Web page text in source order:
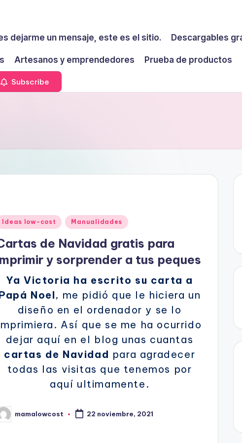
dejarme un mensaje, este es el sitio. Descargables
Artesanos y emprendedores Prueba de productos
Subscribe
Ideas low-cost Manualidades
de Navidad gratis para
y sorprender a tus peques
Ya Victoria ha escrito su carta a
Noel, me pidió que le hiciera un
diseño en el ordenador y se lo
Así que se me ha ocurrido
dejar aquí en el blog unas cuantas
cartas de Navidad para agradecer
todas las visitas que tenemos por
aquí ultimamente.
mamalowcost 22 noviembre, 2021